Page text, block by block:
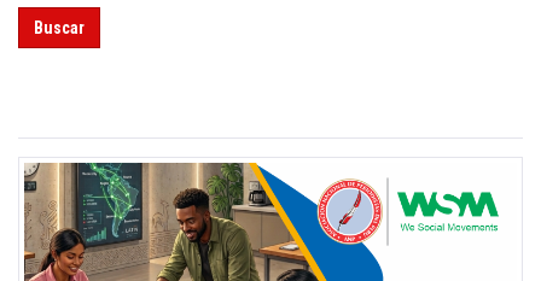
Buscar